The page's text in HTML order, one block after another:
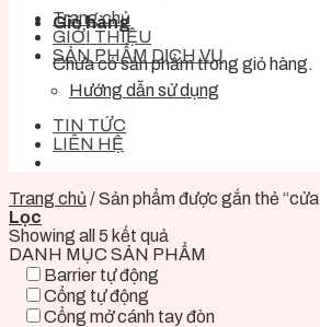
Giỏ hàng
Chưa có sản phẩm trong giỏ hàng.
Trang chủ
GIỚI THIỆU
SẢN PHẨM DỊCH VỤ
Hướng dẫn sử dụng
TIN TỨC
LIÊN HỆ
Trang chủ /Sản phẩm được gắn thẻ
Lọc
Showing all 5 kết quả
DANH MỤC SẢN PHẨM
Barrier tự động
Cổng tự động
Cổng mở cánh tay đòn